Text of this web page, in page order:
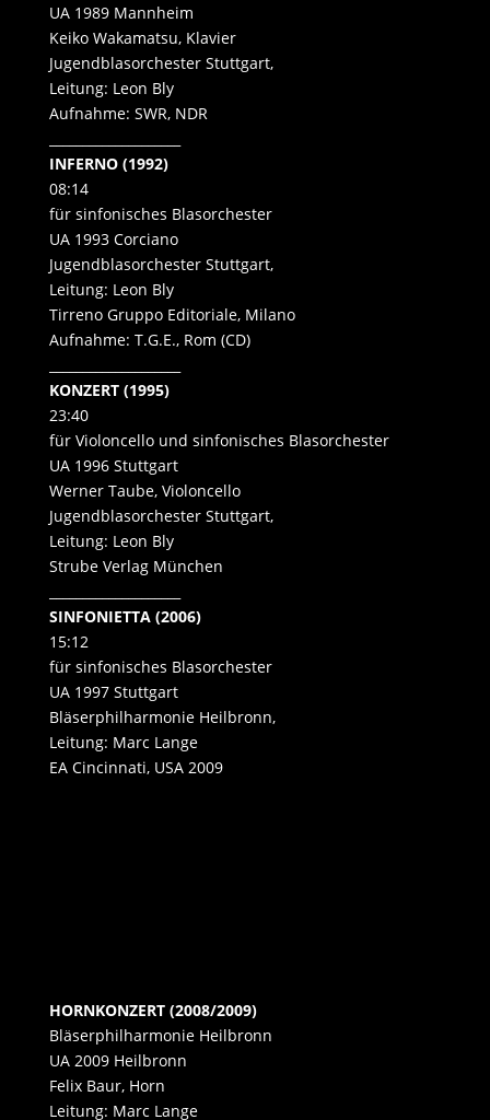
UA 1989 Mannheim
Keiko Wakamatsu, Klavier
Jugendblasorchester Stuttgart,
Leitung: Leon Bly
Aufnahme: SWR, NDR
INFERNO (1992)
08:14
für sinfonisches Blasorchester
UA 1993 Corciano
Jugendblasorchester Stuttgart,
Leitung: Leon Bly
Tirreno Gruppo Editoriale, Milano
Aufnahme: T.G.E., Rom (CD)
KONZERT (1995)
23:40
für Violoncello und sinfonisches Blasorchester
UA 1996 Stuttgart
Werner Taube, Violoncello
Jugendblasorchester Stuttgart,
Leitung: Leon Bly
Strube Verlag München
SINFONIETTA (2006)
15:12
für sinfonisches Blasorchester
UA 1997 Stuttgart
Bläserphilharmonie Heilbronn,
Leitung: Marc Lange
EA Cincinnati, USA 2009
HORNKONZERT (2008/2009)
Bläserphilharmonie Heilbronn
UA 2009 Heilbronn
Felix Baur, Horn
Leitung: Marc Lange